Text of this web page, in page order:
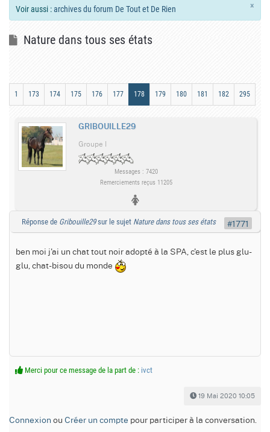
×
Voir aussi :archives du forum De Tout et De Rien
Nature dans tous ses états
1 173 174 175 176 177 178 179 180 181 182 295
GRIBOUILLE29
Groupe I
Messages : 7420
Remerciements reçus 11205
Réponse de Gribouille29sur le sujet Nature dans tous ses états
ben moi j'ai un chat tout noir adopté à la SPA, c'est le plus glu-
glu, chat-bisou du monde
Merci pour ce message de la part de : ivct
19 Mai 2020 10:05
#1771
Connexion ou Créer un compte pour participer à la conversation.